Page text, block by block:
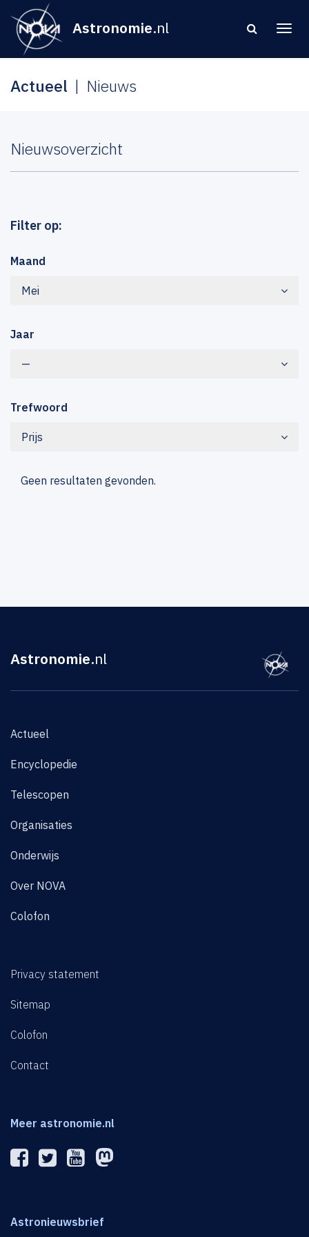
Astronomie.nl
Actueel Nieuws
Nieuwsoverzicht
Filter op:
Maand
Mei
Jaar
—
Trefwoord
Prijs
Geen resultaten gevonden.
Astronomie.nl
Actueel
Encyclopedie
Telescopen
Organisaties
Onderwijs
Over NOVA
Colofon
Privacy statement
Sitemap
Colofon
Contact
Meer astronomie.nl
Astronieuwsbrief